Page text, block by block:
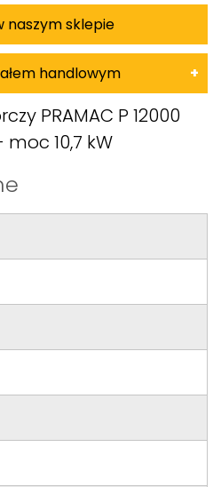
naszym sklepie
handlowym
maszyn i urządzeń
21
PRAMAC P 12000
moc 10,7 kW